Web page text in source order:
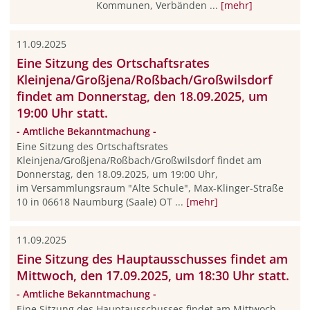
Kommunen, Verbänden ... [mehr]
11.09.2025
Eine Sitzung des Ortschaftsrates
Kleinjena/Großjena/Roßbach/Großwilsdorf
findet am Donnerstag, den 18.09.2025, um
19:00 Uhr statt.
- Amtliche Bekanntmachung -
Eine Sitzung des Ortschaftsrates
Kleinjena/Großjena/Roßbach/Großwilsdorf findet am
Donnerstag, den 18.09.2025, um 19:00 Uhr,
im Versammlungsraum "Alte Schule", Max-Klinger-Straße
10 in 06618 Naumburg (Saale) OT ... [mehr]
11.09.2025
Eine Sitzung des Hauptausschusses findet am
Mittwoch, den 17.09.2025, um 18:30 Uhr statt.
- Amtliche Bekanntmachung -